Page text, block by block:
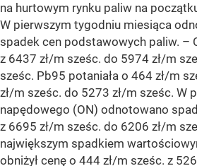
na hurtowym rynku paliw na
W pierwszym tygodniu miesiąca
spadek cen podstawowych paliw. –
z 6437 zł/m sześc. do 5974 zł/m
sześc. Pb95 potaniała o 464 zł/m
zł/m sześc. do 5273 zł/m sześc. W
napędowego (ON) odnotowano
z 6695 zł/m sześc. do 6206 zł/m
największym spadkiem
obniżył cenę o 444 zł/m sześc. z